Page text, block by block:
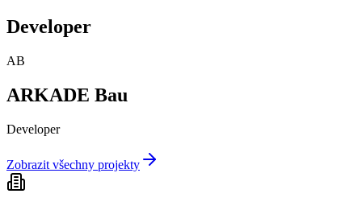
Developer
AB
ARKADE Bau
Developer
Zobrazit všechny projekty